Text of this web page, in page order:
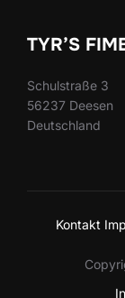
TYR’S
Schulstraße 3
56237 Deesen
Deutschland
Kontakt